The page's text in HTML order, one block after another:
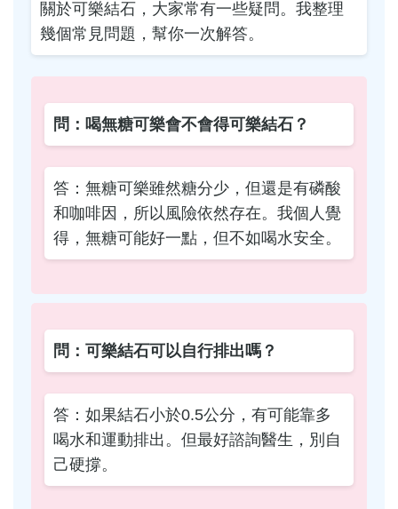
關於可樂結石，大家常有一些疑問。我整理
幾個常見問題，幫你一次解答。
問：喝無糖可樂會不會得可樂結石？
答：無糖可樂雖然糖分少，但還是有磷酸
和咖啡因，所以風險依然存在。我個人覺
得，無糖可能好一點，但不如喝水安全。
問：可樂結石可以自行排出嗎？
答：如果結石小於0.5公分，有可能靠多
喝水和運動排出。但最好諮詢醫生，別自
己硬撐。